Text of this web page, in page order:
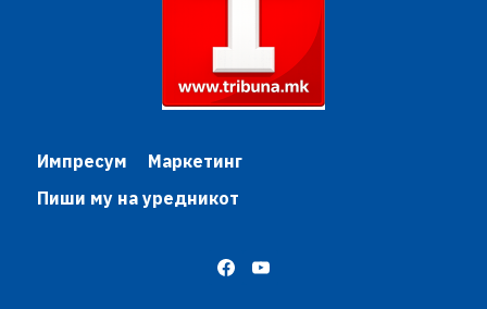
Импресум
Маркетинг
Пиши му на уредникот